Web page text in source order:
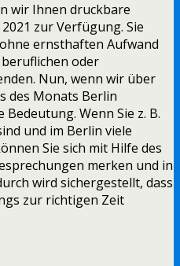
wir Ihnen druckbare
zur Verfügung. Sie
ernsthaften Aufwand
oder
Nun, wenn wir über
des Monats Berlin
Wenn Sie z. B.
und im Berlin viele
Sie sich mit Hilfe des
merken und in
wird sichergestellt, dass
zur richtigen Zeit